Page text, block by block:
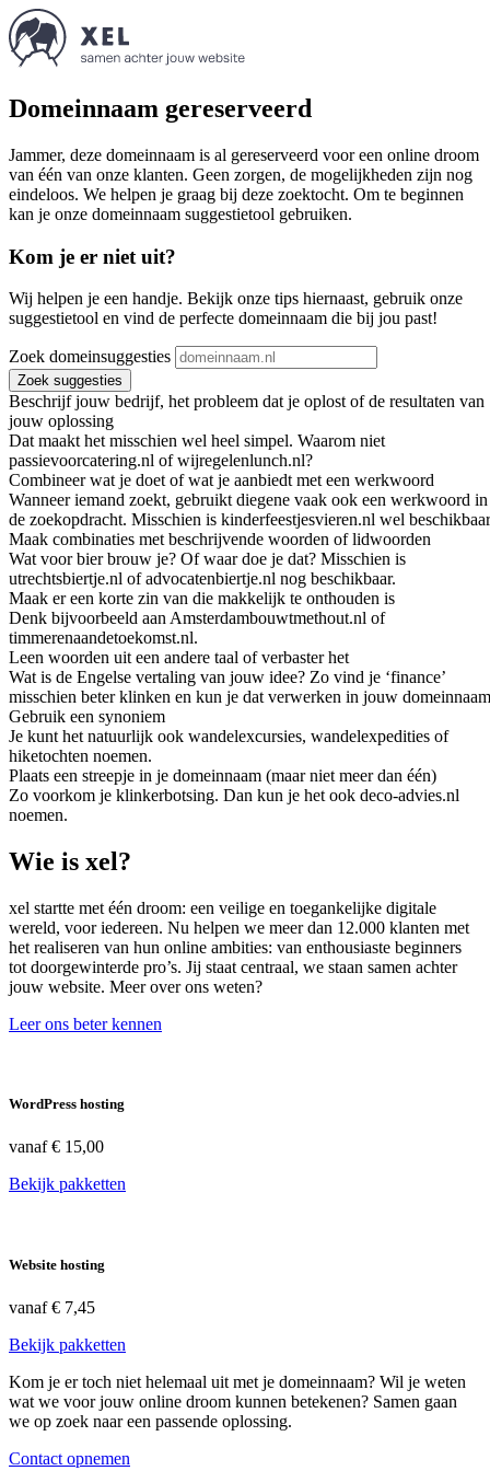
Domeinnaam gereserveerd
Jammer, deze domeinnaam is al gereserveerd voor een online droom
van één van onze klanten. Geen zorgen, de mogelijkheden zijn nog
eindeloos. We helpen je graag bij deze zoektocht. Om te beginnen
kan je onze domeinnaam suggestietool gebruiken.
Kom je er niet uit?
Wij helpen je een handje. Bekijk onze tips hiernaast, gebruik onze
suggestietool en vind de perfecte domeinnaam die bij jou past!
Zoek domeinsuggesties
Zoek suggesties
Beschrijf jouw bedrijf, het probleem dat je oplost of de resultaten van
jouw oplossing
Dat maakt het misschien wel heel simpel. Waarom niet
passievoorcatering.nl of wijregelenlunch.nl?
Combineer wat je doet of wat je aanbiedt met een werkwoord
Wanneer iemand zoekt, gebruikt diegene vaak ook een werkwoord in
de zoekopdracht. Misschien is kinderfeestjesvieren.nl wel
Maak combinaties met beschrijvende woorden of lidwoorden
Wat voor bier brouw je? Of waar doe je dat? Misschien is
utrechtsbiertje.nl of advocatenbiertje.nl nog beschikbaar.
Maak er een korte zin van die makkelijk te onthouden is
Denk bijvoorbeeld aan Amsterdambouwtmethout.nl of
timmerenaandetoekomst.nl.
Leen woorden uit een andere taal of verbaster het
Wat is de Engelse vertaling van jouw idee? Zo vind je ‘finance’
misschien beter klinken en kun je dat verwerken in jouw
Gebruik een synoniem
Je kunt het natuurlijk ook wandelexcursies, wandelexpedities of
hiketochten noemen.
Plaats een streepje in je domeinnaam (maar niet meer dan één)
Zo voorkom je klinkerbotsing. Dan kun je het ook deco-advies.nl
noemen.
Wie is xel?
xel startte met één droom: een veilige en toegankelijke digitale
wereld, voor iedereen. Nu helpen we meer dan 12.000 klanten met
het realiseren van hun online ambities: van enthousiaste beginners
tot doorgewinterde pro’s. Jij staat centraal, we staan samen achter
jouw website. Meer over ons weten?
Leer ons beter kennen
WordPress hosting
vanaf€ 15,00
Bekijk pakketten
Website hosting
vanaf€ 7,45
Bekijk pakketten
Kom je er toch niet helemaal uit met je domeinnaam? Wil je weten
wat we voor jouw online droom kunnen betekenen? Samen gaan
we op zoek naar een passende oplossing.
Contact opnemen